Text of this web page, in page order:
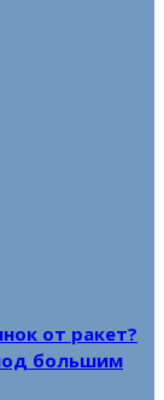
от ракет?
большим